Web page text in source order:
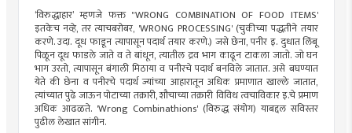
‘विरुद्धाहार’ म्हणजे फक्त "WRONG COMBINATION OF FOOD ITEMS'
इतकेच नव्हे, तर त्याचबरोबर, 'WRONG PROCESSING' (चुकीच्या पद्धतीने तयार
करणे. उदा. दूध फाडून त्यापासून पदार्थ तयार करणे.) जसे छेना, पनीर इ. दुधात लिंबू
पिळून दूध फाडले जाते व ते बांधून, त्यातील द्रव भाग काढून टाकला जातो. जो घन
भाग उरतो, त्यापासून बंगाली मिठाया व पनीरचे पदार्थ बनविले जातात. असे बघण्यात
येते की छेना व पनीरचे पदार्थ ज्यांच्या आहारातून अधिक प्रमाणात खाल्ले जातात,
त्यांच्यात पुढे जाऊन पोटाच्या तक्रारी, शौचाच्या तक्रारी विविध त्वचाविकार इ.चे प्रमाण
अधिक आढळते. 'Wrong Combinathions' (विरुद्ध संयोग) याबद्दल सविस्तर
पुढील लेखात सांगीन.